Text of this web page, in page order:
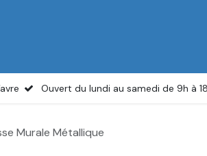
Ouvert du lundi au samedi de 9h à
Murale Métallique